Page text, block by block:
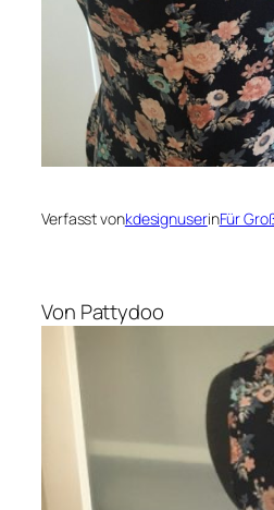
Verfasst vonkdesignuserinFür
Von Pattydoo